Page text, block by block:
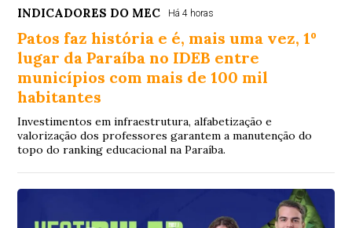
INDICADORES DO MEC Há 4 horas
Patos faz história e é, mais uma vez, 1º
lugar da Paraíba no IDEB entre
municípios com mais de 100 mil
habitantes
Investimentos em infraestrutura, alfabetização e
valorização dos professores garantem a manutenção do
topo do ranking educacional na Paraíba.